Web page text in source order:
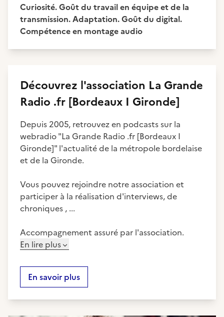
Curiosité. Goût du travail en équipe et de la
transmission. Adaptation. Goût du digital.
Compétence en montage audio
Découvrez l'association La Grande
Radio .fr [Bordeaux I Gironde]
Depuis 2005, retrouvez en podcasts sur la
webradio "La Grande Radio .fr [Bordeaux I
Gironde]" l'actualité de la métropole bordelaise
et de la Gironde.
Vous pouvez rejoindre notre association et
participer à la réalisation d'interviews, de
chroniques , ...
Accompagnement assuré par l'association.
En lire plus
En savoir plus